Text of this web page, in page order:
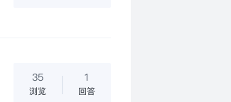
35
浏览
1
回答